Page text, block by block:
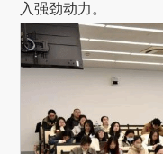
入强劲动力。